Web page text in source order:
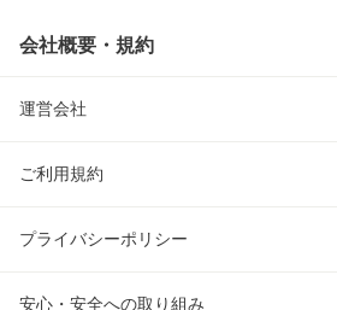
会社概要・規約
運営会社
ご利用規約
プライバシーポリシー
安心・安全への取り組み